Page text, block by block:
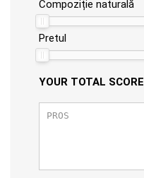
Compoziție naturală
Pretul
YOUR TOTAL SCORE